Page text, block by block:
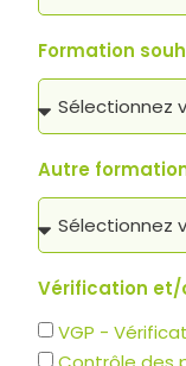
Formation
Autre
Vérification et/
VGP -